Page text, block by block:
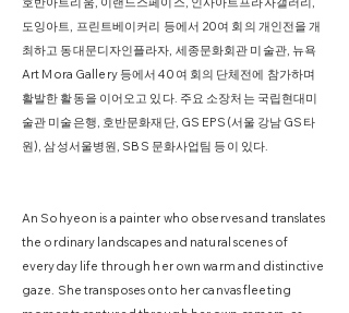
도잉아트, 프린트베이커리 등에서 20여 회의 개인전을 개
최하고 동대문디자인플라자, 세종문화회관 미술관, 뉴욕
Art Mora Gallery 등에서 40여 회의 단체전에 참가하며
활발한 활동을 이어오고 있다. 주요 소장처는 국립현대미
술관 미술은행, 호반문화재단, GS EPS(서울 강남 GS타
원), 삼성서울병원, SBS 문화사업팀 등이 있다.
An Sohyeon is a painter who observes and translates
the ordinary landscapes and natural scenes of
everyday life through her own warm and distinctive
gaze. She transposes onto her canvas fleeting